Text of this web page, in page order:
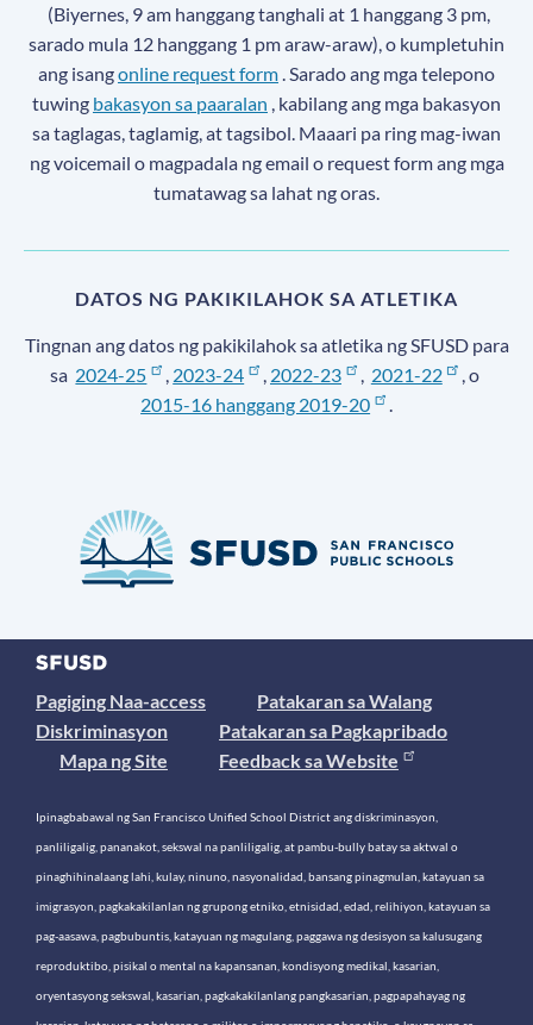
(Biyernes, 9 am hanggang tanghali at 1 hanggang 3 pm,
sarado mula 12 hanggang 1 pm araw-araw), o kumpletuhin
ang isangonline request form . Sarado ang mga telepono
tuwing bakasyon sa paaralan , kabilang ang mga bakasyon
sa taglagas, taglamig, at tagsibol. Maaari pa ring mag-iwan
ng voicemail o magpadala ng email o request form ang mga
tumatawag sa lahat ng oras.
DATOS NG PAKIKILAHOK SA ATLETIKA
Tingnan ang datos ng pakikilahok sa atletika ng SFUSD para
sa 2024-25 2023-24 2022-23 , 2021-22
, o
2015-16 hanggang 2019-20
.
Pagiging Naa-access
Patakaran sa Walang
Diskriminasyon
Patakaran sa Pagkapribado
Mapa ng Site
Feedback sa Website
Ipinagbabawal ng San Francisco Unified School District ang diskriminasyon,
panliligalig, pananakot, sekswal na panliligalig, at pambu-bully batay sa aktwal o
pinaghihinalaang lahi, kulay, ninuno, nasyonalidad, bansang pinagmulan, katayuan sa
imigrasyon, pagkakakilanlan ng grupong etniko, etnisidad, edad, relihiyon, katayuan sa
pag-aasawa, pagbubuntis, katayuan ng magulang, paggawa ng desisyon sa kalusugang
reproduktibo, pisikal o mental na kapansanan, kondisyong medikal, kasarian,
oryentasyong sekswal, kasarian, pagkakakilanlang pangkasarian, pagpapahayag ng